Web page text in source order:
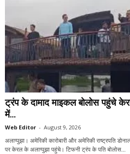
ट्रंप के दामाद माइकल बोलोस पहुंचे
में...
Web Editor - August 9, 2026
अलाप्पुझा। अमेरिकी कारोबारी और अमेरिकी राष्ट्रपति
पर केरल के अलाप्पुझा पहुंचे। टिफनी ट्रंप के पति बोलोस...